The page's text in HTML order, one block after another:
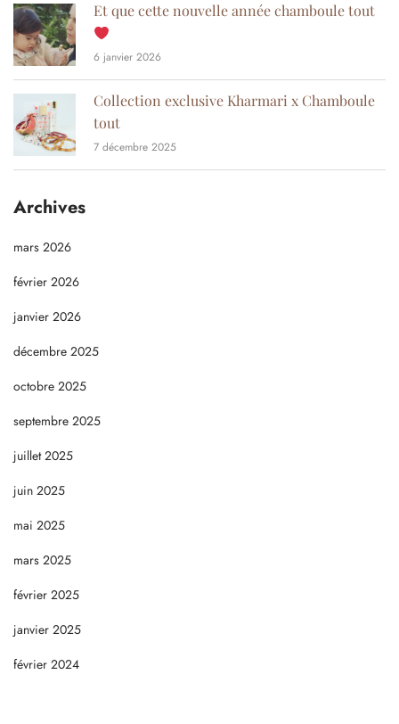
Et que cette nouvelle année chamboule tout
6 janvier 2026
Collection exclusive Kharmari x Chamboule
tout
7 décembre 2025
Archives
mars 2026
février 2026
janvier 2026
décembre 2025
octobre 2025
septembre 2025
juillet 2025
juin 2025
mai 2025
mars 2025
février 2025
janvier 2025
février 2024